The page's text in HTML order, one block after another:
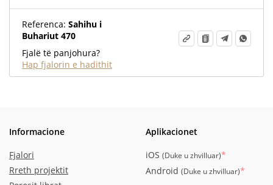
Referenca: Sahihu i
Buhariut 470
Fjalë të panjohura?
Hap fjalorin e hadithit
Informacione
Fjalori
Rreth projektit
Aplikacionet
iOS (Duke u zhvilluar)*
Android (Duke u zhvilluar)*